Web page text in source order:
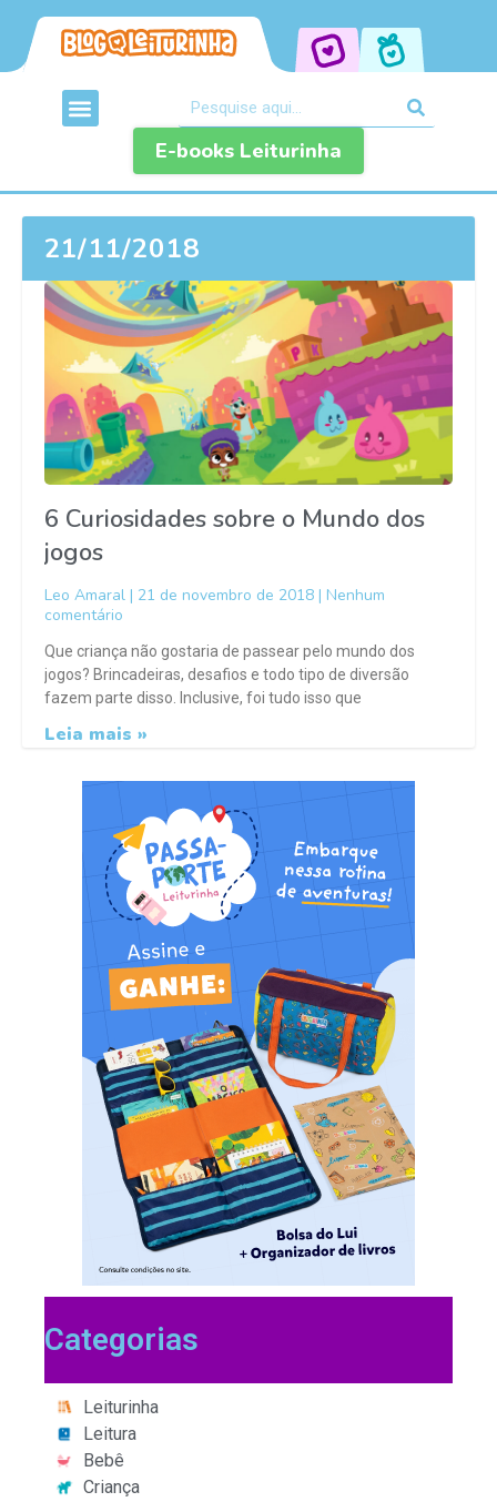
E-books Leiturinha
21/11/2018
6 Curiosidades sobre o Mundo dos
jogos
Leo Amaral 21 de novembro de 2018
Nenhum
comentário
Que criança não gostaria de passear pelo mundo dos
jogos? Brincadeiras, desafios e todo tipo de diversão
fazem parte disso. Inclusive, foi tudo isso que
Leia mais »
Categorias
Leiturinha
Leitura
Bebê
Criança